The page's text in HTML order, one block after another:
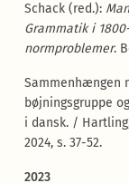
Schack (red.):
Grammatik i
normproblemer.
Sammenhængen
bøjningsgruppe
i dansk. /
2024, s. 37-52.
2023